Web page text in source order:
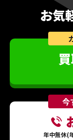
お気
今
年中無休(